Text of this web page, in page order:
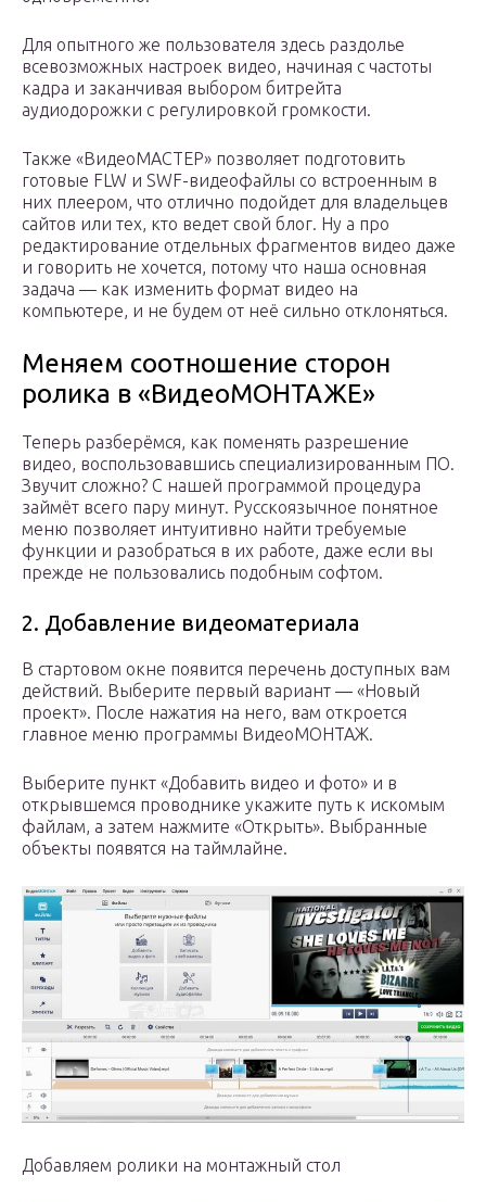
Для опытного же пользователя здесь раздолье
всевозможных настроек видео, начиная с частоты
кадра и заканчивая выбором битрейта
аудиодорожки с регулировкой громкости.
Также «ВидеоМАСТЕР» позволяет подготовить
готовые FLW и SWF-видеофайлы со встроенным в
них плеером, что отлично подойдет для владельцев
сайтов или тех, кто ведет свой блог. Ну а про
редактирование отдельных фрагментов видео даже
и говорить не хочется, потому что наша основная
задача — как изменить формат видео на
компьютере, и не будем от неё сильно отклоняться.
Меняем соотношение сторон
ролика в «ВидеоМОНТАЖЕ»
Теперь разберёмся, как поменять разрешение
видео, воспользовавшись специализированным ПО.
Звучит сложно? С нашей программой процедура
займёт всего пару минут. Русскоязычное понятное
меню позволяет интуитивно найти требуемые
функции и разобраться в их работе, даже если вы
прежде не пользовались подобным софтом.
2. Добавление видеоматериала
В стартовом окне появится перечень доступных вам
действий. Выберите первый вариант — «Новый
проект». После нажатия на него, вам откроется
главное меню программы ВидеоМОНТАЖ.
Выберите пункт «Добавить видео и фото» и в
открывшемся проводнике укажите путь к искомым
файлам, а затем нажмите «Открыть». Выбранные
объекты появятся на таймлайне.
Добавляем ролики на монтажный стол